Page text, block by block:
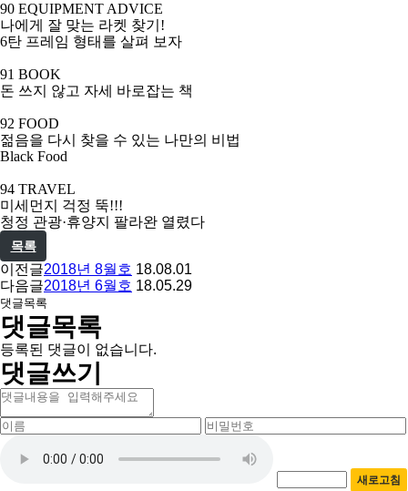
90 EQUIPMENT ADVICE
나에게 잘 맞는 라켓 찾기 !
6탄 프레임 형태를 살펴 보자
91 BOOK
돈 쓰지 않고 자세 바로잡는 책
92 FOOD
젊음을 다시 찾을 수 있는 나만의 비법
Black Food
94 TRAVEL
미세먼지 걱정 뚝!!!
청정 관광·휴양지 팔라완 열렸다
목록
이전글2018년 8월호 18.08.01
다음글2018년 6월호 18.05.29
댓글목록
댓글목록
등록된 댓글이 없습니다.
댓글쓰기
내
이
비
번
새로고침